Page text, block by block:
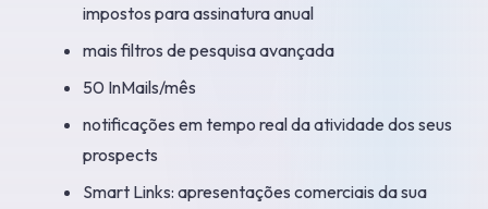
impostos para assinatura anual
mais filtros de pesquisa avançada
50 InMails/mês
notificações em tempo real da atividade dos seus
prospects
Smart Links: apresentações comerciais da sua